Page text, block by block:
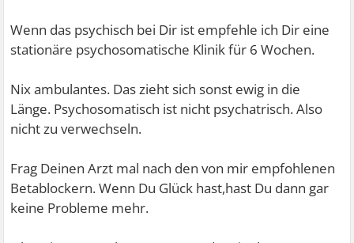
Wenn das psychisch bei Dir ist empfehle ich Dir eine
stationäre psychosomatische Klinik für 6 Wochen.
Nix ambulantes. Das zieht sich sonst ewig in die
Länge. Psychosomatisch ist nicht psychatrisch. Also
nicht zu verwechseln.
Frag Deinen Arzt mal nach den von mir empfohlenen
Betablockern. Wenn Du Glück hast,hast Du dann gar
keine Probleme mehr.